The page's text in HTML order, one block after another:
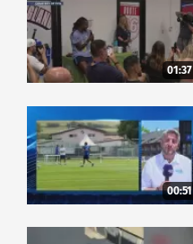
01:37
00:51